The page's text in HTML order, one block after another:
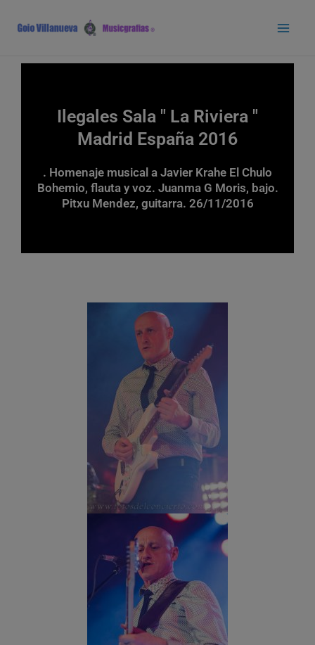
contenido
Ilegales Sala " La Riviera "
Madrid España 2016
. Homenaje musical a Javier Krahe El Chulo
Bohemio, flauta y voz. Juanma G Moris, bajo.
Pitxu Mendez, guitarra. 26/11/2016